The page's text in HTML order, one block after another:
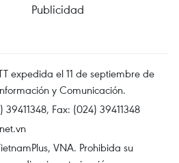
Publicidad
expedida el 11 de septiembre de
y Comunicación.
Fax: (024) 39411348
VNA. Prohibida su